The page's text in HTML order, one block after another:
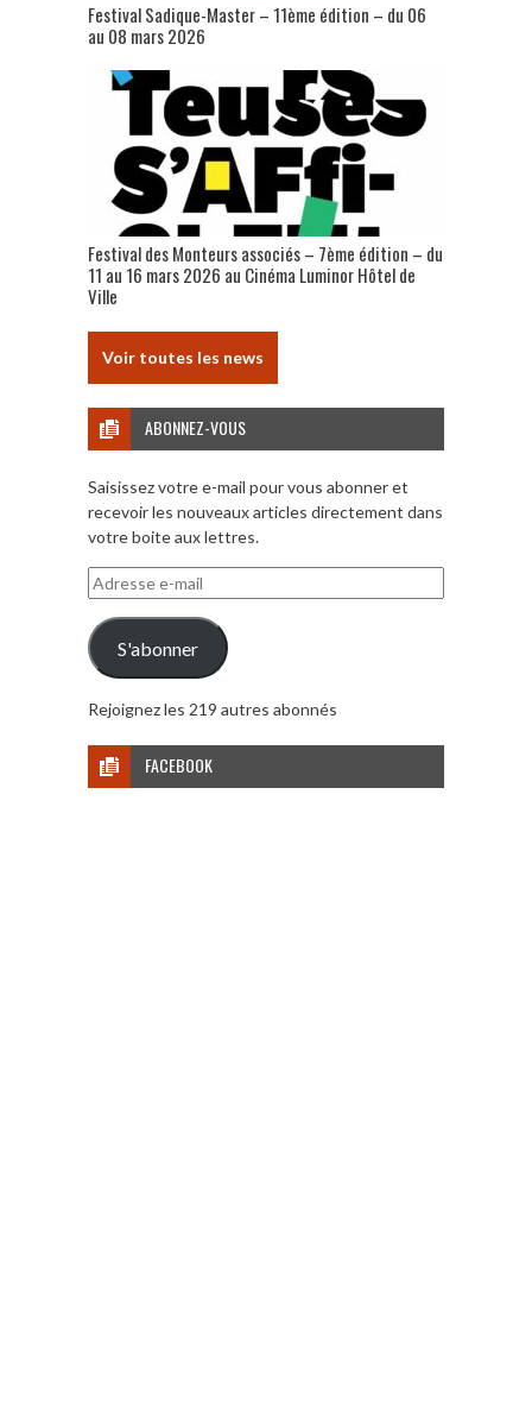
Festival Sadique-Master – 11ème édition – du 06
au 08 mars 2026
Festival des Monteurs associés – 7ème édition – du
11 au 16 mars 2026 au Cinéma Luminor Hôtel de
Ville
Voir toutes les news
ABONNEZ-VOUS
Saisissez votre e-mail pour vous abonner et
recevoir les nouveaux articles directement dans
votre boite aux lettres.
Adresse
e-
mail
S'abonner
Rejoignez les 219 autres abonnés
FACEBOOK